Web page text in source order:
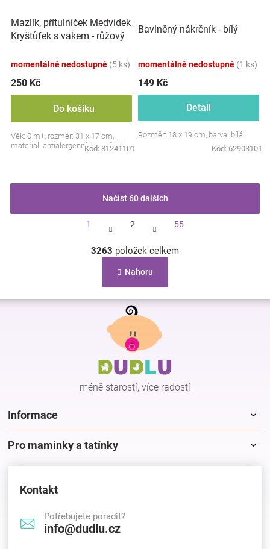
Mazlík, přítulníček Medvídek
Kryštůfek s vakem - růžový
momentálně nedostupné (5 ks)
250 Kč
Do košíku
Věk: 0 m+, rozměr: 31 x 17 cm,
materiál: antialergenní termofrotte
Kód: 81241101
Bavlněný nákrčník - bílý
momentálně nedostupné (1 ks)
149 Kč
Detail
Rozměr: 18 x 19 cm, barva: bílá
Kód: 62903101
v
á
d
a
c
p
r
v
k
y
v
s
Načíst 60 dalších
t
á
n
k
v
á
n
1 2 55
3263 položek celkem
Nahoru
Z
méně starostí, více radostí
Informace
Pro maminky a tatínky
Kontakt
Potřebujete poradit?
info@dudlu.cz